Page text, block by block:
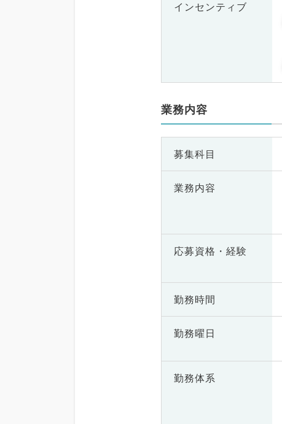
インセンティブ
業務内容
募集科目
業務内容
応募資格・ 経験
勤務時間
勤務曜日
勤務体系